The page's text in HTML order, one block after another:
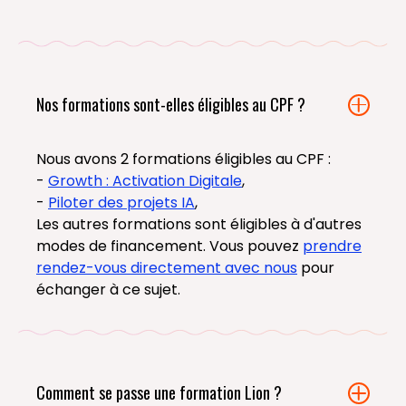
Nos formations sont-elles éligibles au CPF ?
Nous avons 2 formations éligibles au CPF :
- Growth : Activation Digitale,
- Piloter des projets IA,
Les autres formations sont éligibles à d'autres
modes de financement. Vous pouvez prendre
rendez-vous directement avec nous pour
échanger à ce sujet.
Comment se passe une formation Lion ?